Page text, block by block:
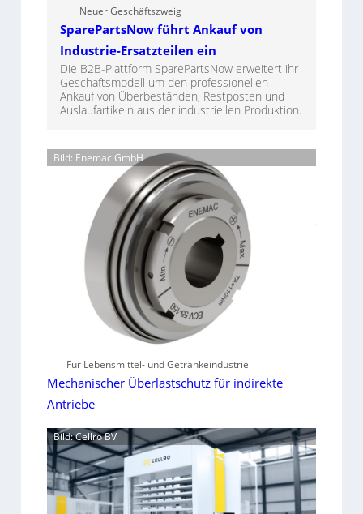
Neuer Geschäftszweig
SparePartsNow führt Ankauf von
Industrie-Ersatzteilen ein
Die B2B-Plattform SparePartsNow erweitert ihr
Geschäftsmodell um den professionellen
Ankauf von Überbeständen, Restposten und
Auslaufartikeln aus der industriellen Produktion.
Bild: Enemac GmbH
Für Lebensmittel- und Getränkeindustrie
Mechanischer Überlastschutz für indirekte
Antriebe
Bild: Cellro BV